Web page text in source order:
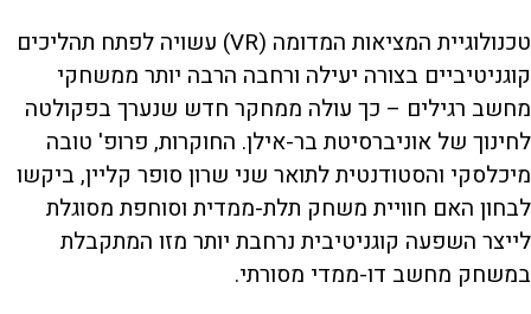
טכנולוגיית המציאות המדומה (VR) עשויה לפתח תהליכים
קוגניטיביים בצורה יעילה ורחבה הרבה יותר ממשחקי
מחשב רגילים – כך עולה ממחקר חדש שנערך בפקולטה
לחינוך של אוניברסיטת בר-אילן. החוקרות, פרופ' טובה
מיכלסקי והסטודנטית לתואר שני שרון סופר קליין, ביקשו
לבחון האם חוויית משחק תלת-ממדית וסוחפת מסוגלת
לייצר השפעה קוגניטיבית נרחבת יותר מזו המתקבלת
במשחק מחשב דו-ממדי מסורתי.